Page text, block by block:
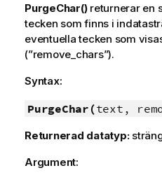
PurgeChar()returnerar en
tecken som finns i
eventuella tecken som
(”remove_chars”).
Syntax:
PurgeChar(text,
Returnerad datatyp:
Argument: